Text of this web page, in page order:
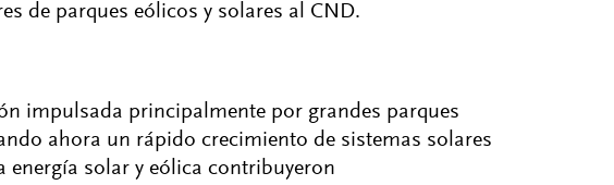
de parques eólicos y solares al CND.
impulsada principalmente por grandes parques
ahora un rápido crecimiento de sistemas solares
energía solar y eólica contribuyeron